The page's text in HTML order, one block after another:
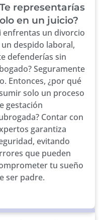
representarías
en un juicio?
enfrentas un divorcio
despido laboral,
defenderías sin
Seguramente
Entonces, ¿por qué
solo un proceso
gestación
Contar con
garantiza
evitando
que pueden
tu sueño
ser padre.